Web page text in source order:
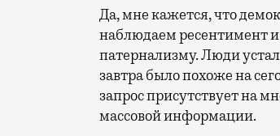
Да, мне кажется, что
наблюдаем ресентимент и
патернализму. Люди
завтра было похоже на
запрос присутствует на
массовой информации.